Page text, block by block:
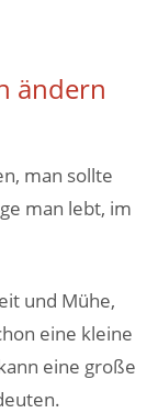
ändern
man sollte
man lebt, im
und Mühe,
eine kleine
eine große